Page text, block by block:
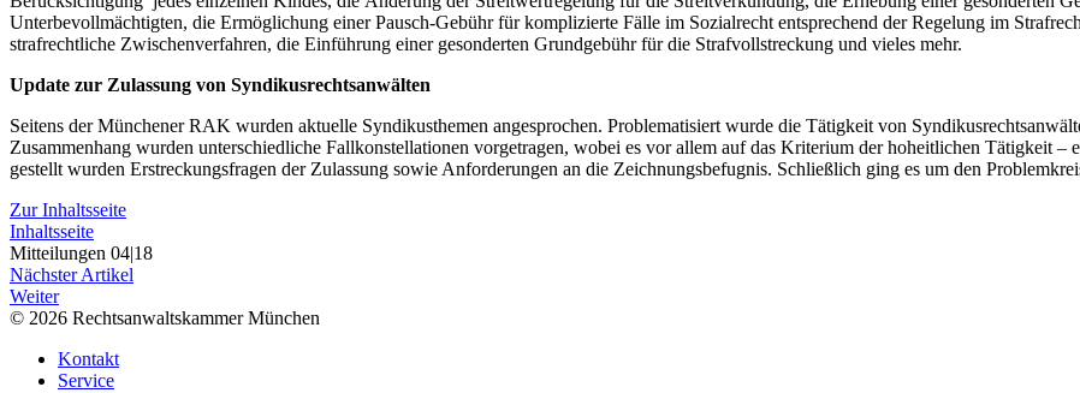
Unterbevollmächtigten, die Ermöglichung einer Pausch-Gebühr für komplizierte Fälle im Sozialrecht entsprechend der Regelung im
strafrechtliche Zwischenverfahren, die Einführung einer gesonderten Grundgebühr für die Strafvollstreckung und vieles mehr.
Update zur Zulassung von Syndikusrechtsanwälten
Seitens der Münchener RAK wurden aktuelle Syndikusthemen angesprochen. Problematisiert wurde die Tätigkeit von
Zusammenhang wurden unterschiedliche Fallkonstellationen vorgetragen, wobei es vor allem auf das Kriterium der hoheitlichen Tätigkeit
gestellt wurden Erstreckungsfragen der Zulassung sowie Anforderungen an die Zeichnungsbefugnis. Schließlich ging es um den
Zur Inhaltsseite
Inhaltsseite
Mitteilungen 04|18
Nächster Artikel
Weiter
© 2026 Rechtsanwaltskammer München
Kontakt
Service